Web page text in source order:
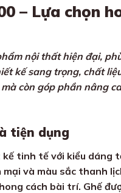
– Lựa chọn
nội thất hiện đại,
kế sang trọng, chất
còn góp phần nâng
tiện dụng
tinh tế với kiểu
mại và màu sắc thanh
cách bài trí. Ghế